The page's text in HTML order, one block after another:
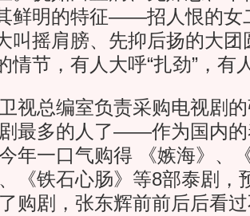
鲜明的特征——招人恨的女
叫摇肩膀、先抑后扬的大团
情节，有人大呼“扎劲”，有
总编室负责采购电视剧的
最多的人了——作为国内的
年一口气购得 《嫉海》、
《铁石心肠》等8部泰剧，
购剧，张东辉前前后后看